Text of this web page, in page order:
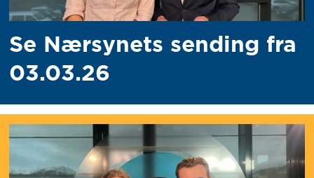
Se Nærsynets sending fra
03.03.26